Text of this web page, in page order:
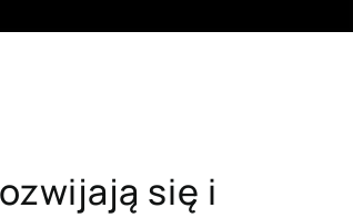
się i